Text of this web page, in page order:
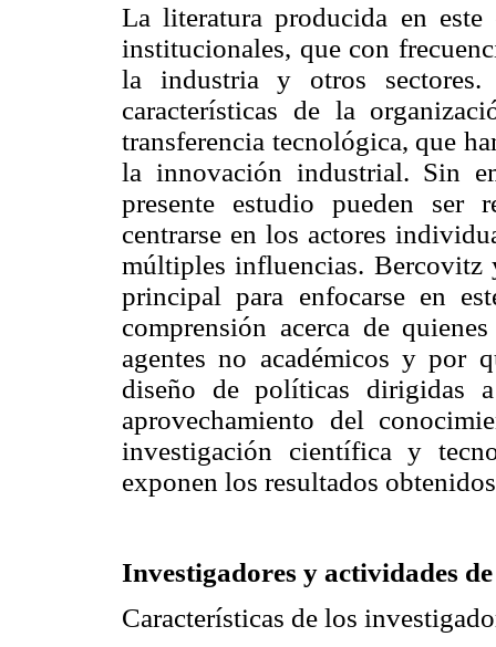
La literatura producida en
institucionales, que con
la industria y otros
características de la
transferencia tecnológica, que
la innovación industrial. Sin
presente estudio pueden ser
centrarse en los actores
múltiples influencias. Bercovitz
principal para enfocarse en
comprensión acerca de
agentes no académicos y por
diseño de políticas dirigidas
aprovechamiento del
investigación científica y
exponen los resultados
Investigadores y actividades
Características de los